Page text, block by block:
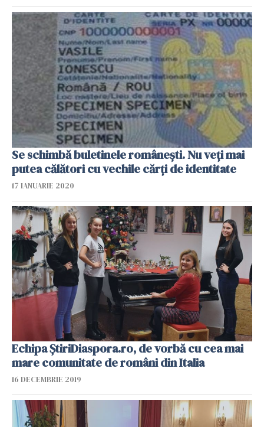
Se schimbă buletinele românești. Nu veți mai
putea călători cu vechile cărți de identitate
17 IANUARIE 2020
Echipa ŞtiriDiaspora.ro, de vorbă cu cea mai
mare comunitate de români din Italia
16 DECEMBRIE 2019